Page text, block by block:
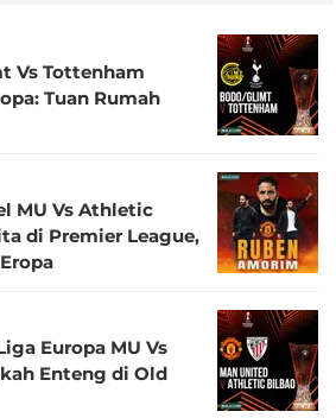
Vs Tottenham
Tuan Rumah
MU Vs Athletic
di Premier League,
Europa MU Vs
Enteng di Old